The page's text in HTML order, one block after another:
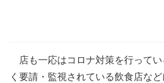
店も一応はコロナ対策を行ってい
く要請・監視されている飲食店な